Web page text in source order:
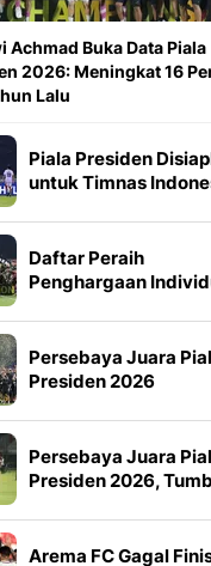
Achmad Buka Data Piala
2026: Meningkat 16
Lalu
Piala Presiden
untuk Timnas
Daftar Peraih
Penghargaan
Persebaya Juara
Presiden 2026
Persebaya Juara
Presiden 2026,
Arema FC Gagal